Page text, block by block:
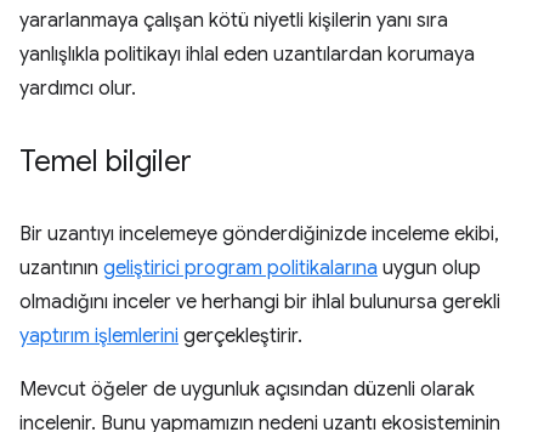
yararlanmaya çalışan kötü niyetli kişilerin yanı sıra
yanlışlıkla politikayı ihlal eden uzantılardan korumaya
yardımcı olur.
Temel bilgiler
Bir uzantıyı incelemeye gönderdiğinizde inceleme ekibi,
uzantının geliştirici program politikalarına uygun olup
olmadığını inceler ve herhangi bir ihlal bulunursa gerekli
yaptırım işlemlerini gerçekleştirir.
Mevcut öğeler de uygunluk açısından düzenli olarak
incelenir. Bunu yapmamızın nedeni uzantı ekosisteminin